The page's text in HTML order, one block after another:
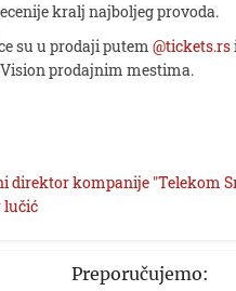
kralj najboljeg provoda.
su u prodaji putem@tickets.rs
prodajnim mestima.
direktor kompanije "Telekom
lučić
Preporučujemo: